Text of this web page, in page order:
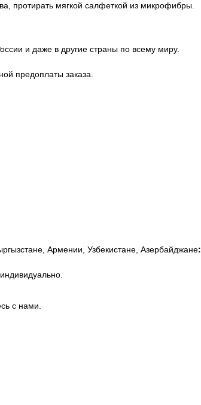
протирать мягкой салфеткой из микрофибры.
и даже в другие страны по всему миру.
предоплаты заказа.
Армении, Узбекистане, Азербайджане:
с нами.